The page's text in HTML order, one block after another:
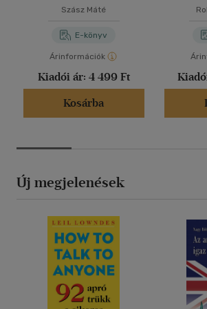
Szász Máté
E-könyv
Árinformációk
Kiadói ár: 4 499 Ft
Kosárba
Új megjelenések